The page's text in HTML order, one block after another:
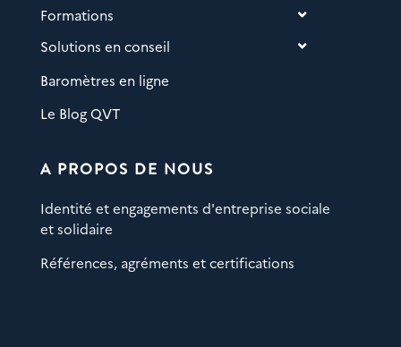
Formations
Solutions en conseil
Baromètres en ligne
Le Blog QVT
A PROPOS DE NOUS
Identité et engagements d'entreprise sociale
et solidaire
Références, agréments et certifications